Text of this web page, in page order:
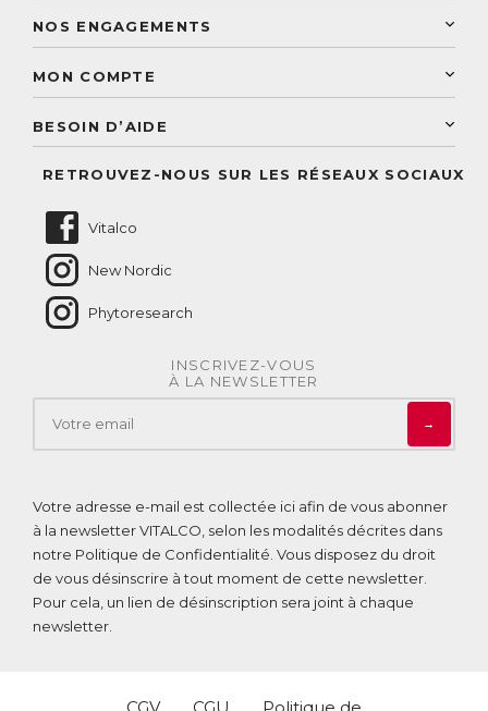
Laboratoire Landais
Découvrez le catalogue
Paiement sécurisé
Conseils personnalisés
NOS ENGAGEMENTS
Conseil personnalisé
MON COMPTE
BESOIN D’AIDE
RETROUVEZ-NOUS SUR LES RÉSEAUX SOCIAUX
Vitalco
New Nordic
Phytoresearch
INSCRIVEZ-VOUS
À LA NEWSLETTER
→
Votre adresse e-mail est collectée ici afin de vous abonner
à la newsletter VITALCO, selon les modalités décrites dans
notre Politique de Confidentialité . Vous disposez du droit
de vous désinscrire à tout moment de cette newsletter.
Pour cela, un lien de désinscription sera joint à chaque
newsletter.